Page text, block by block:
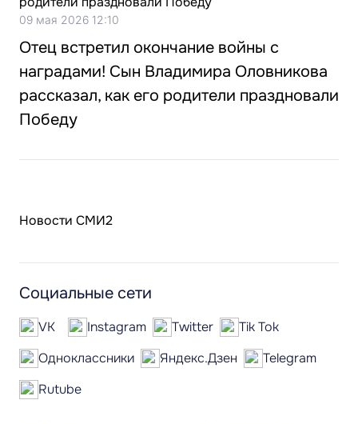
09 мая 2026 12:10
Отец встретил окончание войны с
наградами! Сын Владимира Оловникова
рассказал, как его родители праздновали
Победу
Новости СМИ2
Социальные сети
VK Instagram Twitter
Tik Tok
Одноклассники
Яндекс.Дзен
Telegram
Rutube